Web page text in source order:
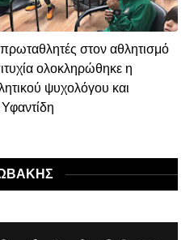
στον αθλητισμό
ολοκληρώθηκε η
ψυχολόγου και